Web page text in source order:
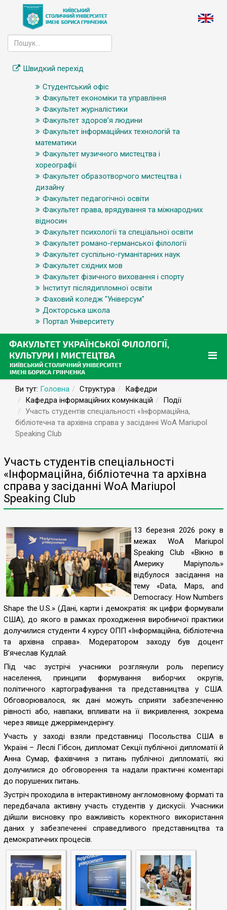
Швидкий перехід
Студентський офіс
Факультет економіки та управління
Факультет журналістики
Факультет здоров’я людини
Факультет інформаційних технологій та
математики
Факультет музичного мистецтва і
хореографії
Факультет образотворчого мистецтва і
дизайну
Факультет педагогічної освіти
Факультет права, врядування та міжнародних
відносин
Факультет психології та спеціальної освіти
Факультет романо-германської філології
Факультет суспільно-гуманітарних наук
Факультет східних мов
Факультет фізичного виховання і спорту
Інститут післядипломної освіти
Фаховий коледж "Універсум"
Докторська школа
Портал Університету
Ви тут: Головна Структура
Кафедри
Кафедра інформаційних комунікацій
Події
Участь студентів спеціальності «Інформаційна,
бібліотечна та архівна справа у засіданні WoA Mariupol
Speaking Club
Участь студентів спеціальності
«Інформаційна, бібліотечна та архівна
справа у засіданні WoA Mariupol
Speaking Club
13 березня 2026 року в
межах WoA Mariupol
Speaking Club «Вікно в
Америку Маріуполь»
відбулося засідання на
тему «Data, Maps, and
Democracy: How Numbers
Shape the U.S.» (Дані, карти і демократія: як цифри формували
США), до якого в рамках проходження виробничої практики
долучилися студенти 4 курсу ОПП «Інформаційна, бібліотечна
та архівна справа». Модератором заходу був доцент
В’ячеслав Кудлай.
Під час зустрічі учасники розглянули роль перепису
населення, принципи формування виборчих округів,
політичного картографування та представництва у США.
Обговорювалося, як дані можуть сприяти забезпеченню
рівності або, навпаки, впливати на її викривлення, зокрема
через явище джеррімендерінгу.
Участь у заході взяли представниці Посольства США в
Україні – Леслі Гібсон, дипломат Секції публічної дипломатії й
Анна Сумар, фахівчиня з питань публічної дипломатії, які
долучилися до обговорення та надали практичні коментарі
до порушених питань.
Зустріч проходила в інтерактивному англомовному форматі та
передбачала активну участь студентів у дискусії. Учасники
дійшли висновку про важливість коректного використання
даних у забезпеченні справедливого представництва та
демократичних процесів.